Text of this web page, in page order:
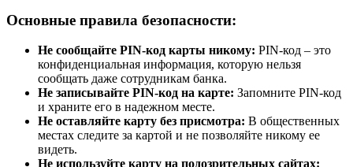
Основные правила безопасности:
Не сообщайте PIN-код карты никому: PIN-код – это
конфиденциальная информация, которую нельзя
сообщать даже сотрудникам банка.
Не записывайте PIN-код на карте: Запомните PIN-код
и храните его в надежном месте.
Не оставляйте карту без присмотра: В общественных
местах следите за картой и не позволяйте никому ее
видеть.
Не используйте карту на подозрительных сайтах: